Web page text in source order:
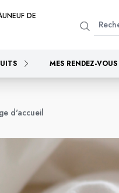
DE
MES RENDEZ-VOUS
d'accueil